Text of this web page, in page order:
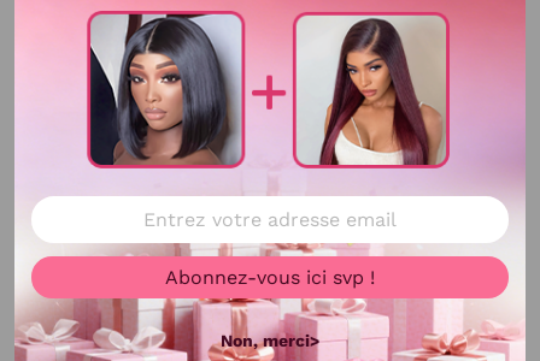
Surface de dentelle 4x4 Lace closure
Bandes élastique Ajustable
Colorable ou décolorable
Abonnez-vous ici svp !
Non, merci>